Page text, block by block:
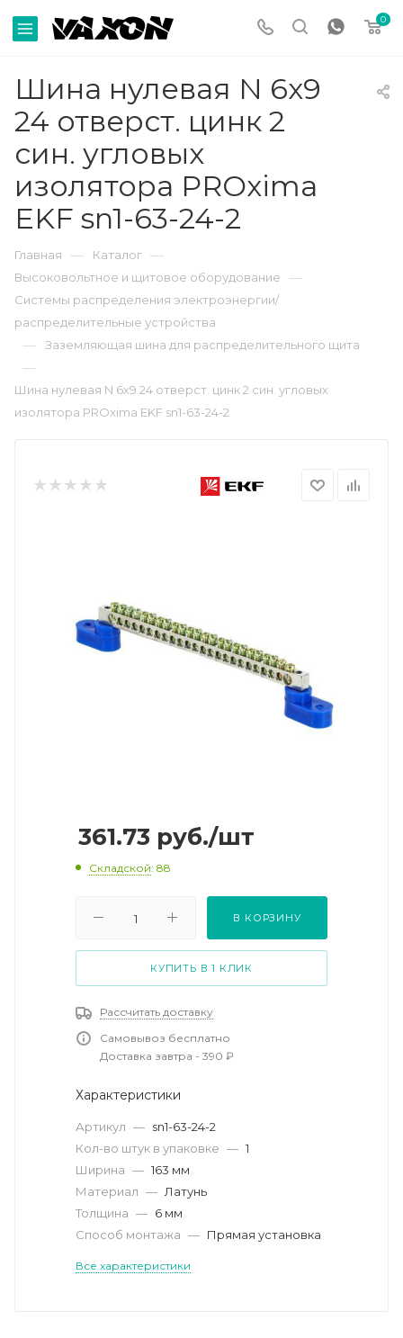
0
Шина нулевая N 6х9
24 отверст. цинк 2
син. угловых
изолятора PROxima
EKF sn1-63-24-2
Главная — Каталог —
Высоковольтное и щитовое оборудование —
Системы распределения электроэнергии/
распределительные устройства
— Заземляющая шина для распределительного щита
—
Шина нулевая N 6х9 24 отверст. цинк 2 син. угловых
изолятора PROxima EKF sn1-63-24-2
361.73 руб./шт
Складской: 88
В КОРЗИНУ
КУПИТЬ В 1 КЛИК
Рассчитать доставку
Самовывоз бесплатно
Доставка завтра - 390 ₽
Характеристики
Артикул — sn1-63-24-2
Кол-во штук в упаковке — 1
Ширина — 163 мм
Материал — Латунь
Толщина — 6 мм
Способ монтажа — Прямая установка
Все характеристики